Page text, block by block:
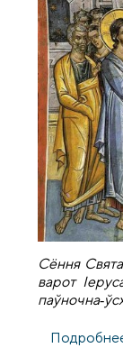
Сёння
варот